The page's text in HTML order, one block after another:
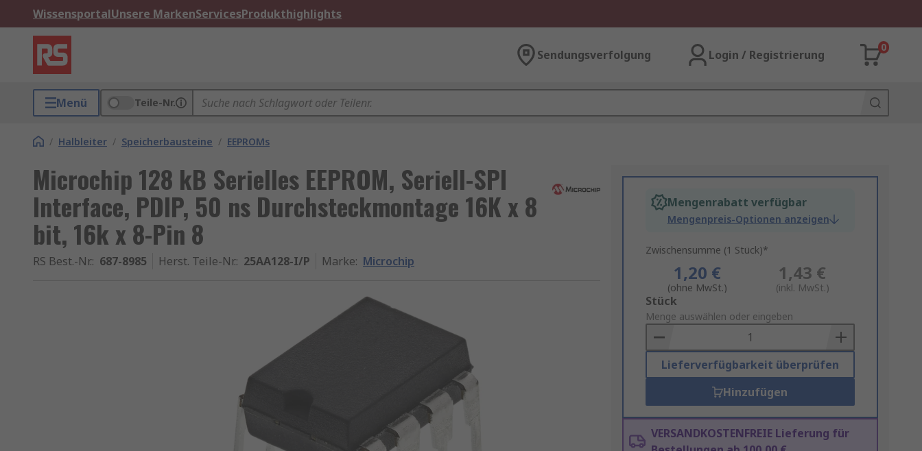
WissensportalUnsere MarkenServicesProdukthighlights
Sendungsverfolgung Login / Registrierung
0
Menü Teile-Nr.
/ Halbleiter / Speicherbausteine / EEPROMs
Microchip 128 kB Serielles EEPROM, Seriell-SPI
Interface, PDIP, 50 ns Durchsteckmontage 16K x 8
bit, 16k x 8-Pin 8
RS Best.-Nr.: 687-8985 Herst. Teile-Nr.: 25AA128-I/P Marke: Microchip
Mengenrabatt verfügbar
Mengenpreis-Optionen anzeigen
Zwischensumme (1 Stück)*
1,20 €
(ohne MwSt.)
1,43 €
(inkl. MwSt.)
Add
to
Basket
Stück
Menge auswählen oder eingeben
Lieferverfügbarkeit überprüfen
Hinzufügen
VERSANDKOSTENFREIE Lieferung für